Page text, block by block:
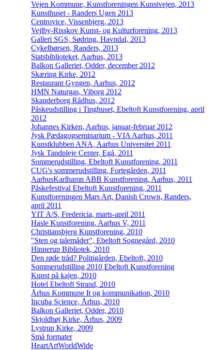
Vejen Kommune, Kunstforeningen Kunstvejen, 2013
Kunsthuset - Randers Ugen 2013
Centrovice, Vissenbjerg, 2013
Vejlby-Risskov Kunst- og Kulturforening, 2013
Galleri SGS, Sødring, Havndal, 2013
Cykelbørsen, Randers, 2013
Statsbiblioteket, Aarhus, 2013
Balkon Galleriet, Odder, december 2012
Skæring Kirke, 2012
Restaurant Gyngen, Aarhus, 2012
HMN Naturgas, Viborg 2012
Skanderborg Rådhus, 2012
Påskeudstilling i Tinghuset, Ebeltoft Kunstforening, april
2012
Johannes Kirken, Aarhus, januar-februar 2012
Jysk Pædagogseminarium - VIA Aarhus, 2011
Kunstklubben ANA, Aarhus Universitet 2011
Jysk Tandpleje Center, Egå, 2011
Sommerudstilling, Ebeltoft Kunstforening, 2011
CUG's sommerudstilling, Fortegården, 2011
AarhusKarlhamn ABB Kunstforening, Aarhus, 2011
Påskefestival Ebeltoft Kunstforening, 2011
Kunstforeningen Mars Art, Danish Crown, Randers,
april 2011
YIT A/S, Fredericia, marts-april 2011
Hasle Kunstforening, Aarhus V, 2011
Christiansbjerg Kunstforening, 2010
"Sten og talemåder", Ebeltoft Sognegård, 2010
Hinnerup Bibliotek, 2010
Den røde tråd? Politigården, Ebeltoft, 2010
Sommerudstilling 2010 Ebeltoft Kunstforening
Kunst på kajen, 2010
Hotel Ebeltoft Strand, 2010
Århus Kommune It og kommunikation, 2010
Incuba Science, Århus, 2010
Balkon Galleriet, Odder, 2010
Skjoldhøj Kirke, Århus, 2009
Lystrup Kirke, 2009
Små formater
HeartArtWorldWide